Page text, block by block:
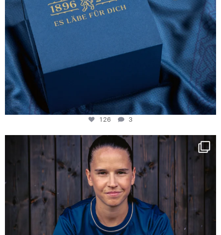
126 3
NIE USENAND GAH
Some anniversaries
290
5